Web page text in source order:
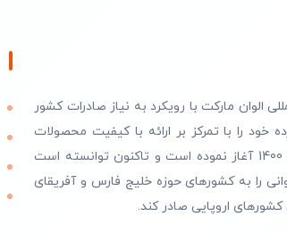
الوان مارکت با رویکرد به نیاز صادرات کشور
خود را با تمرکز بر ارائه با کیفیت محصولات
ایرانی در سال 1400 آغاز نموده است و تاکنون توانسته است
را به کشورهای حوزه خلیج فارس و آفریقای
اروپایی صادر کند.